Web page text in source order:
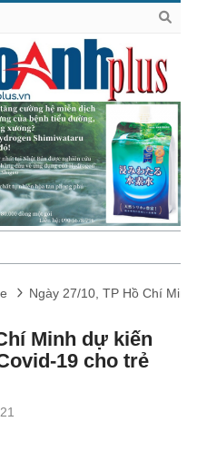
Ngày 27/10, TP Hồ Chí
Minh dự kiến
19 cho trẻ